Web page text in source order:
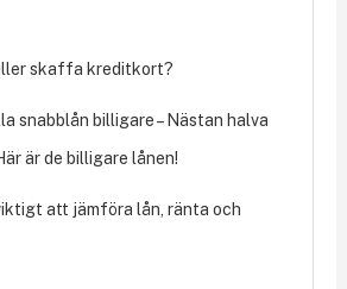
skaffa kreditkort?
snabblån billigare – Nästan halva
är de billigare lånen!
att jämföra lån, ränta och